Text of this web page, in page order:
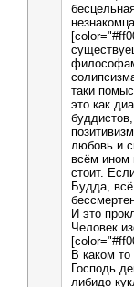
таки
это как
любовь и
всём ином
стоит.
Будда,
И это
Человек
В каком
Господь
либидо